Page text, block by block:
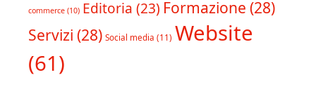
commerce (10) Editoria (23) Formazione (28)
Servizi (28) Social media (11) Website
(61)